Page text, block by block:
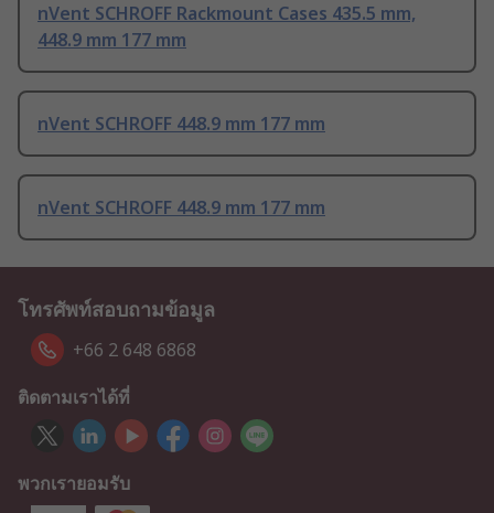
nVent SCHROFF Rackmount Cases 435.5 mm,
448.9 mm 177 mm
nVent SCHROFF 448.9 mm 177 mm
nVent SCHROFF 448.9 mm 177 mm
โทรศัพท์สอบถามข้อมูล
+66 2 648 6868
ติดตามเราได้ที่
พวกเรายอมรับ